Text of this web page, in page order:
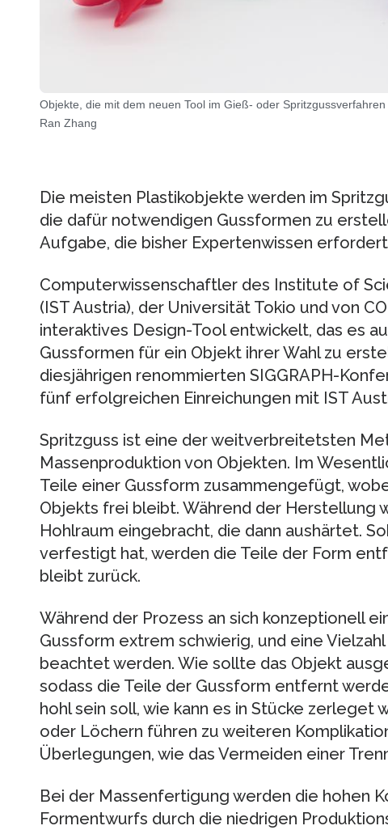
Objekte, die mit dem neuen Tool im Gieß- oder Spritzgussverfahren
Ran Zhang
Die meisten Plastikobjekte werden im
die dafür notwendigen Gussformen zu
Aufgabe, die bisher Expertenwissen
Computerwissenschaftler des Institute of
(IST Austria), der Universität Tokio und von
interaktives Design-Tool entwickelt, das es
Gussformen für ein Objekt ihrer Wahl zu
diesjährigen renommierten SIGGRAPH-
fünf erfolgreichen Einreichungen mit IST
Spritzguss ist eine der weitverbreitetsten
Massenproduktion von Objekten. Im
Teile einer Gussform zusammengefügt,
Objekts frei bleibt. Während der Herstellung
Hohlraum eingebracht, die dann aushärtet.
verfestigt hat, werden die Teile der Form
bleibt zurück.
Während der Prozess an sich konzeptionell
Gussform extrem schwierig, und eine
beachtet werden. Wie sollte das Objekt
sodass die Teile der Gussform entfernt
hohl sein soll, wie kann es in Stücke zerleget
oder Löchern führen zu weiteren
Überlegungen, wie das Vermeiden einer
Bei der Massenfertigung werden die hohen
Formentwurfs durch die niedrigen